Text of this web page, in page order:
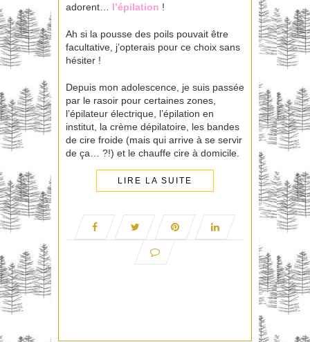
adorent… l’épilation !
Ah si la pousse des poils pouvait être
facultative, j’opterais pour ce choix sans
hésiter !
Depuis mon adolescence, je suis passée
par le rasoir pour certaines zones,
l’épilateur électrique, l’épilation en
institut, la crème dépilatoire, les bandes
de cire froide (mais qui arrive à se servir
de ça… ?!) et le chauffe cire à domicile.
LIRE LA SUITE